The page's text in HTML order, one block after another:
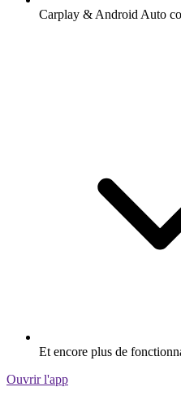
Carplay & Android Auto
Et encore plus de
Ouvrir l'app